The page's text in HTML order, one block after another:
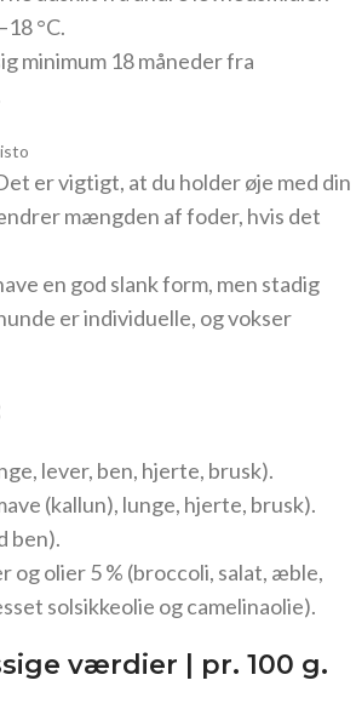
°C.
minimum 18 måneder fra
er vigtigt, at du holder øje med din
mængden af foder, hvis det
en god slank form, men stadig
er individuelle, og vokser
lever, ben, hjerte, brusk).
(kallun), lunge, hjerte, brusk).
ben).
og olier 5 % (broccoli, salat, æble,
solsikkeolie og camelinaolie).
værdier | pr. 100 g.